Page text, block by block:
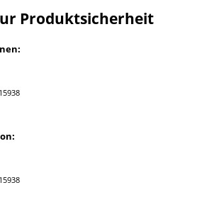
Produktsicherheit